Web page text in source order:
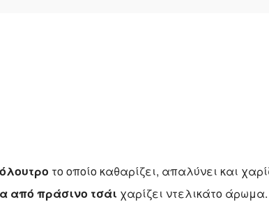
το οποίο καθαρίζει, απαλύνει και
από πράσινο τσάι χαρίζει ντελικάτο